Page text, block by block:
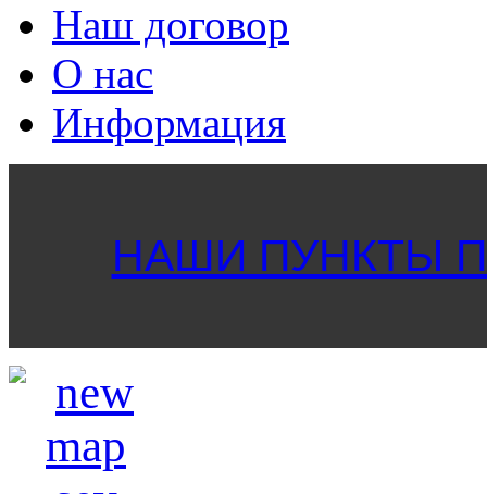
Наш договор
О нас
Информация
НАШИ ПУНКТЫ